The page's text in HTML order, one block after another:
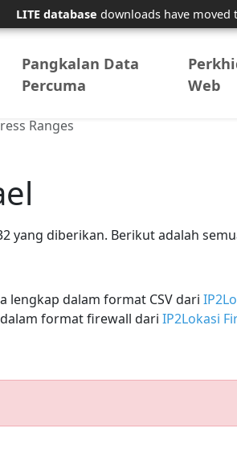
LITE database downloads have moved
Pangkalan Data
Percuma
Web
Ranges
yang diberikan. Berikut adalah
lengkap dalam format CSV dari
format firewall dari IP2Lokasi